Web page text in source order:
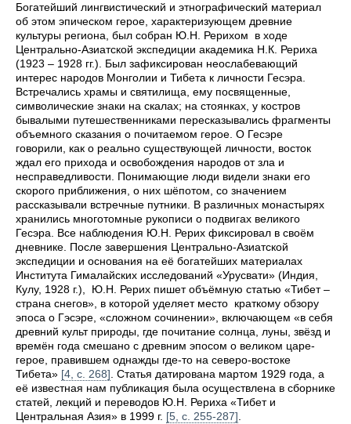
Богатейший лингвистический и этнографический материал
об этом эпическом герое, характеризующем древние
культуры региона, был собран Ю.Н. Рерихом в ходе
Центрально-Азиатской экспедиции академика Н.К. Рериха
(1923 – 1928 гг.). Был зафиксирован неослабевающий
интерес народов Монголии и Тибета к личности Гесэра.
Встречались храмы и святилища, ему посвященные,
символические знаки на скалах; на стоянках, у костров
бывалыми путешественниками пересказывались фрагменты
объемного сказания о почитаемом герое. О Гесэре
говорили, как о реально существующей личности, восток
ждал его прихода и освобождения народов от зла и
несправедливости. Понимающие люди видели знаки его
скорого приближения, о них шёпотом, со значением
рассказывали встречные путники. В различных монастырях
хранились многотомные рукописи о подвигах великого
Гесэра. Все наблюдения Ю.Н. Рерих фиксировал в своём
дневнике. После завершения Центрально-Азиатской
экспедиции и основания на её богатейших материалах
Института Гималайских исследований «Урусвати» (Индия,
Кулу, 1928 г.), Ю.Н. Рерих пишет объёмную статью «Тибет –
страна снегов», в которой уделяет место краткому обзору
эпоса о Гэсэре, «сложном сочинении», включающем «в себя
древний культ природы, где почитание солнца, луны, звёзд и
времён года смешано с древним эпосом о великом царе-
герое, правившем однажды где-то на северо-востоке
Тибета» [4, с. 268]. Статья датирована мартом 1929 года, а
её известная нам публикация была осуществлена в сборнике
статей, лекций и переводов Ю.Н. Рериха «Тибет и
Центральная Азия» в 1999 г. [5, с. 255-287].